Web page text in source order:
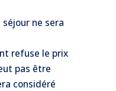
ne sera
refuse le prix
pas être
considéré